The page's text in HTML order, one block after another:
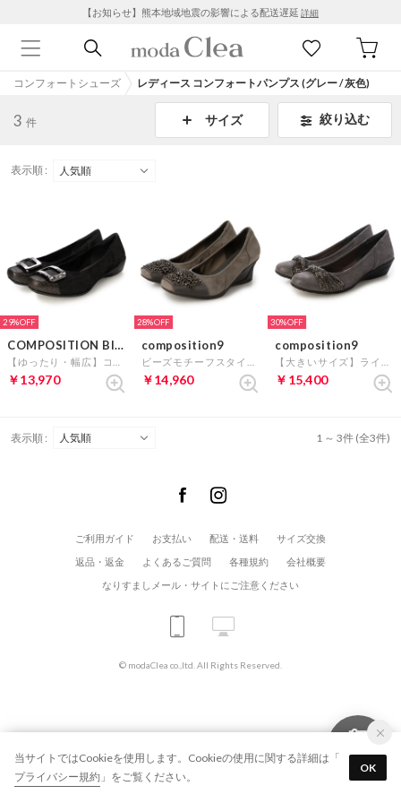
【お知らせ】熊本地域地震の影響による配送遅延 詳細
コンフォートシューズ レディース コンフォートパンプス (グレー / 灰色)
3 件 サイズ 絞り込む
表示順 :
29%
COMPOSITION Blow
￥13,970
28%
composition9
￥14,960
30%
composition9
￥15,400
表示順 : 1 ～ 3件 (全3件)
ご利用ガイド お支払い 配送・送料
サイズ交換
返品・返金
よくあるご質問 各種規約
会社概要
なりすましメール・サイトにご注意ください
© modaClea co.,ltd. All Rights Reserved.
当サイトではCookieを使用します。Cookieの使用に関する詳細は「
プライバシー規約 」をご覧ください。
OK